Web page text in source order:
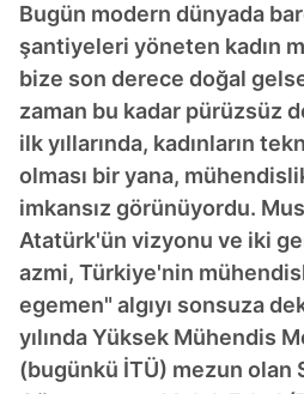
Bugün modern dünyada
şantiyeleri yöneten kadın
bize son derece doğal
zaman bu kadar pürüzsüz
ilk yıllarında, kadınların
olması bir yana,
imkansız görünüyordu.
Atatürk'ün vizyonu ve iki
azmi, Türkiye'nin
egemen" algıyı sonsuza
yılında Yüksek Mühendis
(bugünkü İTÜ) mezun olan